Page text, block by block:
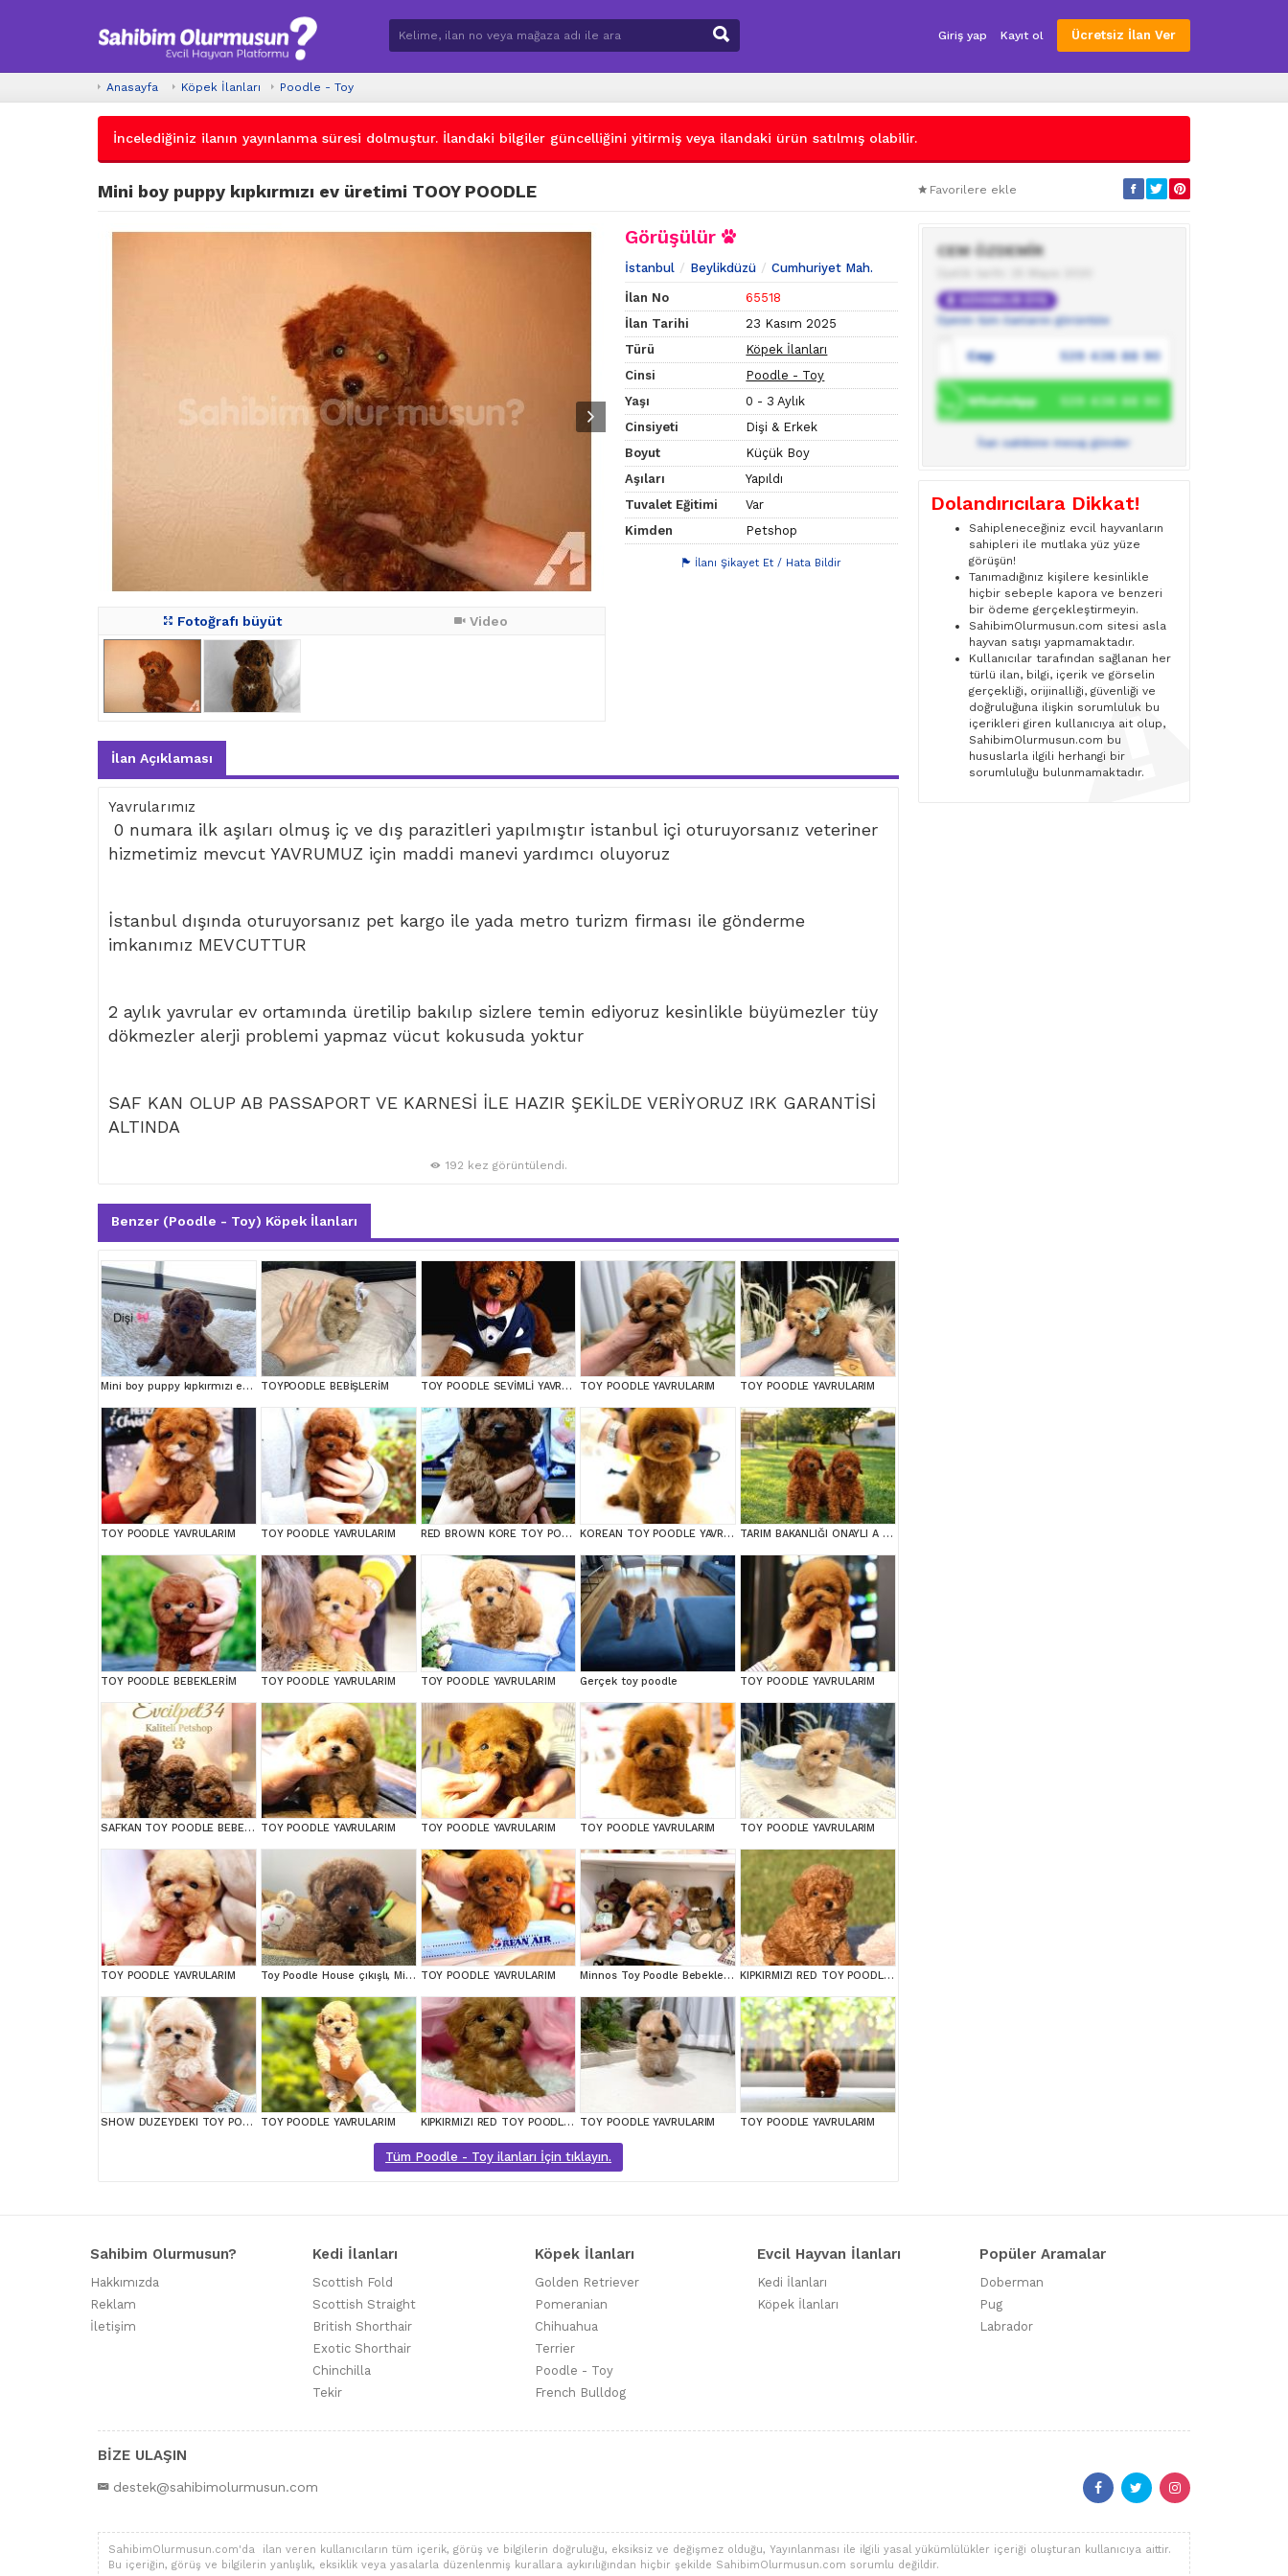
Giriş yap Kayıt ol Ücretsiz İlan Ver
Anasayfa Köpek İlanları Poodle - Toy
İncelediğiniz ilanın yayınlanma süresi dolmuştur. İlandaki bilgiler güncelliğini yitirmiş veya ilandaki ürün satılmış olabilir.
Mini boy puppy kıpkırmızı ev üretimi TOOY POODLE Favorilere ekle
Fotoğrafı büyüt Video
Görüşülür
İstanbul Beylikdüzü Cumhuriyet Mah.
İlan No
65518
İlan Tarihi
23 Kasım 2025
Türü
Köpek İlanları
Cinsi
Poodle - Toy
Yaşı
0 - 3 Aylık
Cinsiyeti
Dişi & Erkek
Boyut
Küçük Boy
Aşıları
Yapıldı
Tuvalet Eğitimi
Var
Kimden
Petshop
İlanı Şikayet Et / Hata Bildir
İlan Açıklaması
Yavrularımız
0 numara ilk aşıları olmuş iç ve dış parazitleri yapılmıştır istanbul içi oturuyorsanız veteriner
hizmetimiz mevcut YAVRUMUZ için maddi manevi yardımcı oluyoruz
İstanbul dışında oturuyorsanız pet kargo ile yada metro turizm firması ile gönderme
imkanımız MEVCUTTUR
2 aylık yavrular ev ortamında üretilip bakılıp sizlere temin ediyoruz kesinlikle büyümezler tüy
dökmezler alerji problemi yapmaz vücut kokusuda yoktur
SAF KAN OLUP AB PASSAPORT VE KARNESİ İLE HAZIR ŞEKİLDE VERİYORUZ IRK GARANTİSİ
ALTINDA
192 kez görüntülendi.
Benzer (Poodle - Toy) Köpek İlanları
Mini boy puppy kıpkırmızı ev üretimi TOOY POODLE TOYPOODLE BEBİŞLERİM TOY POODLE SEVİMLİ YAVRULAR EV ÜRETİMİ TOY POODLE YAVRULARIM TOY POODLE YAVRULARIM
TOY POODLE YAVRULARIM TOY POODLE YAVRULARIM RED BROWN KORE TOY POODEL BEBEKLERİMİZ BAKIRKÖY KOREAN TOY POODLE YAVRULARIM TARIM BAKANLIĞI ONAYLI A KALİTE TOY YAVRULAR
TOY POODLE BEBEKLERİM TOY POODLE YAVRULARIM TOY POODLE YAVRULARIM Gerçek toy poodle TOY POODLE YAVRULARIM
SAFKAN TOY POODLE BEBEKLERİMİZ BAKIRKÖY TOY POODLE YAVRULARIM TOY POODLE YAVRULARIM TOY POODLE YAVRULARIM TOY POODLE YAVRULARIM
TOY POODLE YAVRULARIM Toy Poodle House çıkışlı, Micro Boy Toy Poodle kızımız yeni ailesini arıyor TOY POODLE YAVRULARIM Minnos Toy Poodle Bebeklerimiz KIPKIRMIZI RED TOY POODLE SEVİMLİ YAVRULAR
SHOW DUZEYDEKI TOY POODLE BEBEKLERIM TOY POODLE YAVRULARIM KIPKIRMIZI RED TOY POODLE SEVİMLİ YAVRULAR TOY POODLE YAVRULARIM TOY POODLE YAVRULARIM
Tüm Poodle - Toy ilanları İçin tıklayın.
CEM ÖZDEMİR
GÜVENİLİR ÜYE
Üyenin tüm ilanlarını görüntüle
Cep 539 436 88 90
WhatsApp 539 436 88 90
İlan sahibine mesaj gönder
Dolandırıcılara Dikkat!
Sahipleneceğiniz evcil hayvanların
sahipleri ile mutlaka yüz yüze
görüşün!
Tanımadığınız kişilere kesinlikle
hiçbir sebeple kapora ve benzeri
bir ödeme gerçekleştirmeyin.
SahibimOlurmusun.com sitesi asla
hayvan satışı yapmamaktadır.
Kullanıcılar tarafından sağlanan her
türlü ilan, bilgi, içerik ve görselin
gerçekliği, orijinalliği, güvenliği ve
doğruluğuna ilişkin sorumluluk bu
içerikleri giren kullanıcıya ait olup,
SahibimOlurmusun.com bu
hususlarla ilgili herhangi bir
sorumluluğu bulunmamaktadır.
Sahibim Olurmusun?
Hakkımızda
Reklam
İletişim
Kedi İlanları
Scottish Fold
Scottish Straight
British Shorthair
Exotic Shorthair
Chinchilla
Tekir
Köpek İlanları
Golden Retriever
Pomeranian
Chihuahua
Terrier
Poodle - Toy
French Bulldog
Evcil Hayvan İlanları
Kedi İlanları
Köpek İlanları
Popüler Aramalar
Doberman
Pug
Labrador
BİZE ULAŞIN
destek@sahibimolurmusun.com
SahibimOlurmusun.com'da ilan veren kullanıcıların tüm içerik, görüş ve bilgilerin doğruluğu, eksiksiz ve değişmez olduğu, Yayınlanması ile ilgili yasal yükümlülükler içeriği oluşturan kullanıcıya aittir.
Bu içeriğin, görüş ve bilgilerin yanlışlık, eksiklik veya yasalarla düzenlenmiş kurallara aykırılığından hiçbir şekilde SahibimOlurmusun.com sorumlu değildir.